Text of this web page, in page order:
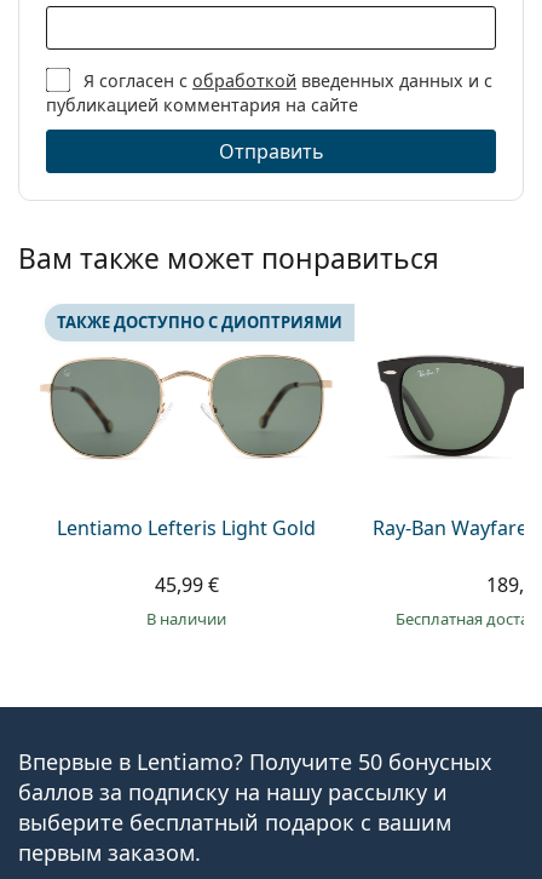
Я согласен собработкой введенных данных и с
публикацией комментария на сайте
Отправить
Вам также может понравиться
Lentiamo Lefteris Light Gold
ТАКЖЕ ДОСТУПНО С ДИОПТРИЯМИ
45,99 €
в наличии
Ray-Ban Wayfarer
Бесплатная
Впервые в Lentiamo? Получите 50 бонусных
баллов за подписку на нашу рассылку и
выберите бесплатный подарок с вашим
первым заказом.